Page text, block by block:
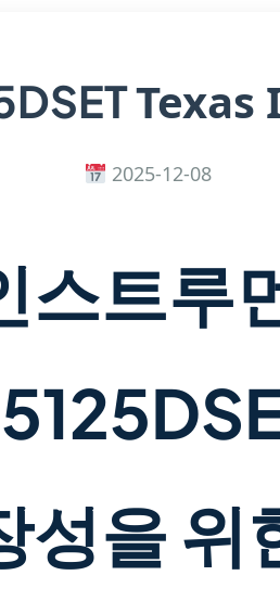
2025-12-08
스트루
성을 위